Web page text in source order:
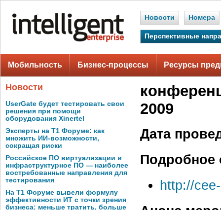
Новости Номера
Перспективные
Мобильность Бизнес-процессы Ресурсы
Новости
UserGate будет тестировать свои
решения при помощи
оборудования Xinertel
Эксперты на Т1 Форуме: как
множить ИИ-возможности,
сокращая риски
Российское ПО виртуализации и
инфраструктурное ПО — наиболее
востребованные направления для
тестирования
На Т1 Форуме вывели формулу
эффективности ИТ с точки зрения
бизнеса: меньше тратить, больше
2009
Дата
Подробное
http://